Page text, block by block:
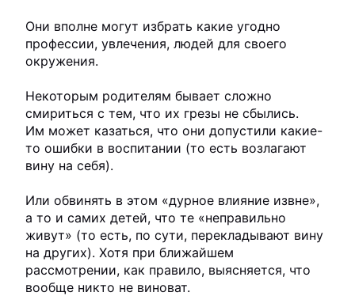
Они вполне могут избрать какие угодно
профессии, увлечения, людей для своего
окружения.
Некоторым родителям бывает сложно
смириться с тем, что их грезы не сбылись.
Им может казаться, что они допустили какие-
то ошибки в воспитании (то есть возлагают
вину на себя).
Или обвинять в этом «дурное влияние извне»,
а то и самих детей, что те «неправильно
живут» (то есть, по сути, перекладывают вину
на других). Хотя при ближайшем
рассмотрении, как правило, выясняется, что
вообще никто не виноват.